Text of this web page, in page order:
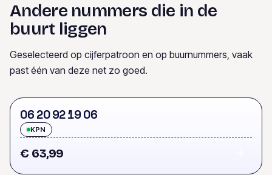
Andere nummers die in de
buurt liggen
Geselecteerd op cijferpatroon en op buurnummers, vaak
past één van deze net zo goed.
06 209219 06
KPN
€ 63,99